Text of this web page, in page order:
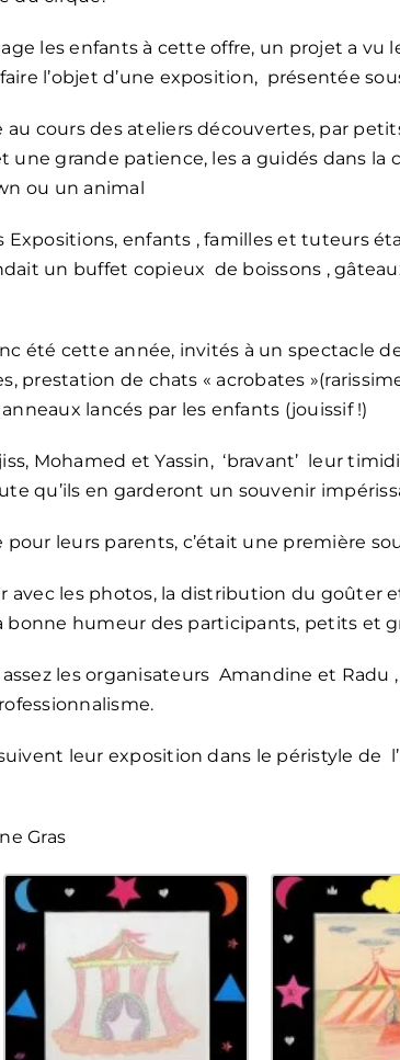
les enfants à cette offre, un projet a vu
l’objet d’une exposition, présentée
cours des ateliers découvertes, par
une grande patience, les a guidés dans
ou un animal
Expositions, enfants , familles et tuteurs
un buffet copieux de boissons ,
été cette année, invités à un spectacle
prestation de chats « acrobates
lancés par les enfants (jouissif !)
Mohamed et Yassin, ‘bravant’ leur
qu’ils en garderont un souvenir
leurs parents, c’était une première
avec les photos, la distribution du
bonne humeur des participants, petits et
les organisateurs Amandine et Radu
leur exposition dans le péristyle de
Gras